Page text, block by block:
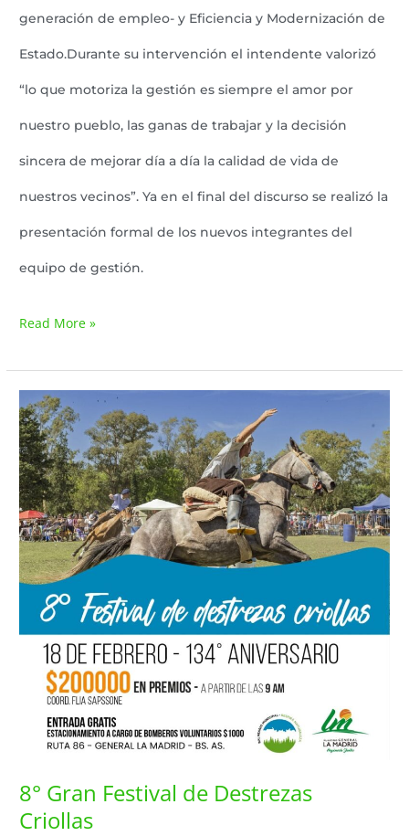
generación de empleo- y Eficiencia y Modernización de
Estado.Durante su intervención el intendente valorizó
“lo que motoriza la gestión es siempre el amor por
nuestro pueblo, las ganas de trabajar y la decisión
sincera de mejorar día a día la calidad de vida de
nuestros vecinos”. Ya en el final del discurso se realizó la
presentación formal de los nuevos integrantes del
equipo de gestión.
Read More »
8° Gran Festival de Destrezas
Criollas
8°
Gran
Festival
de
Destrezas
Criollas